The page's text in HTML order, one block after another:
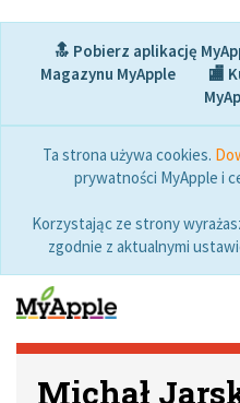
🔝 Pobierz aplikację
Magazynu MyApple
🏬
Ta strona używa cookies.
prywatności MyApple i
Korzystając ze strony
zgodnie z aktualnymi
Michał